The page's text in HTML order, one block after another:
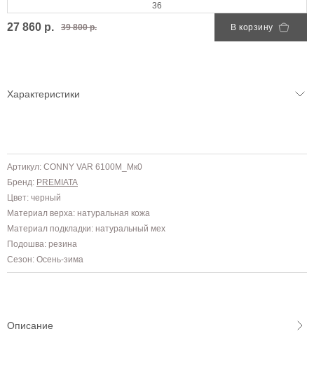
36
27 860 р. 39 800 р. В корзину
Характеристики
Артикул: CONNY VAR 6100M_Мк0
Бренд: PREMIATA
Цвет: черный
Материал верха: натуральная кожа
Материал подкладки: натуральный мех
Подошва: резина
Сезон: Осень-зима
Описание